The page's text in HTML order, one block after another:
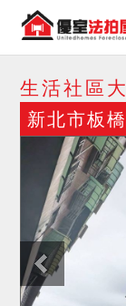
生活社區
新北市板